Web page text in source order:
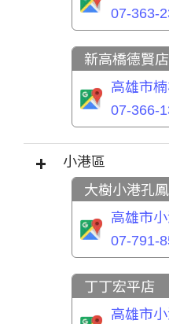
07-363-
新高橋德賢店
高雄市
07-366-
小港區
大樹小港孔
高雄市
07-791-
丁丁宏平店
高雄市